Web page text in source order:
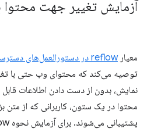
آزمایش تغییر جهت محتوا
معیارreflow در دستورالعمل‌های دسترسی به محتوای وب (WCAG)
توصیه می‌کند که محتوای وب حتی با
نمایش، بدون از دست دادن اطلاعات قابل
محتوا در یک ستون، کاربرانی که از متن
پشتیبانی می‌شوند. برای آزمایش نحوه reflow محتوای خود،